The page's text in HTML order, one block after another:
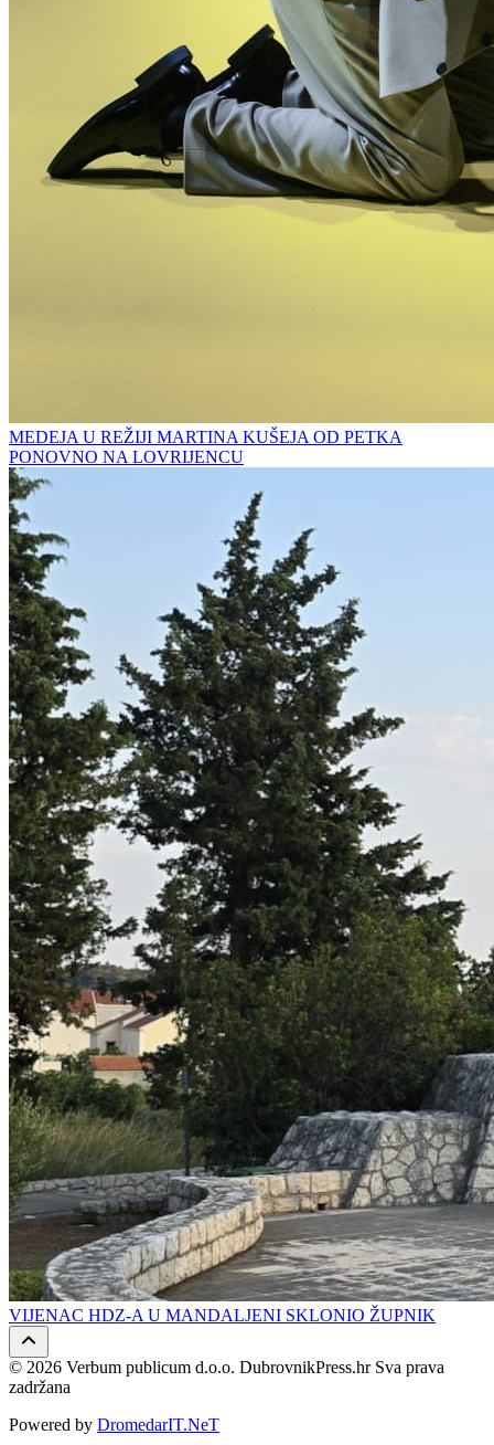
MEDEJA U REŽIJI MARTINA KUŠEJA OD PETKA
PONOVNO NA LOVRIJENCU
VIJENAC HDZ-A U MANDALJENI SKLONIO ŽUPNIK
© 2026 Verbum publicum d.o.o. DubrovnikPress.hr Sva prava
zadržana
Powered by DromedarIT.NeT